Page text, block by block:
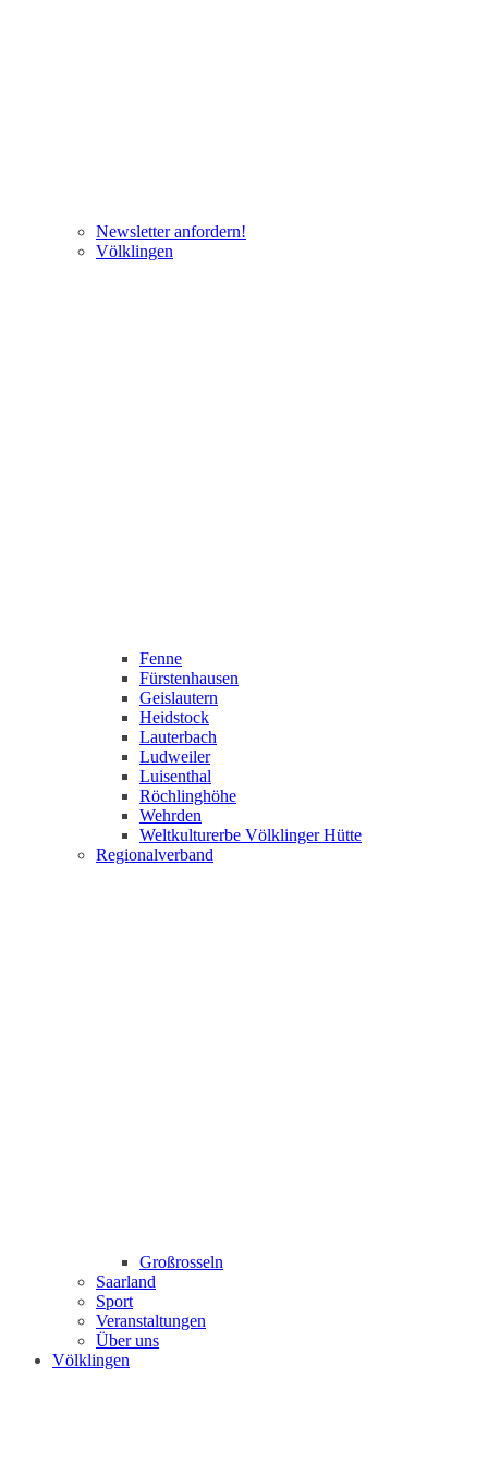
Newsletter anfordern!
Völklingen
Fenne
Fürstenhausen
Geislautern
Heidstock
Lauterbach
Ludweiler
Luisenthal
Röchlinghöhe
Wehrden
Weltkulturerbe Völklinger Hütte
Regionalverband
Großrosseln
Saarland
Sport
Veranstaltungen
Über uns
Völklingen